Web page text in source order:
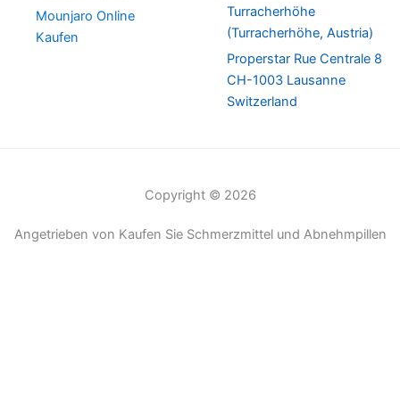
Mounjaro Online
Kaufen
Turracherhöhe
(Turracherhöhe, Austria)
Properstar Rue Centrale 8
CH-1003 Lausanne
Switzerland
Copyright © 2026
Angetrieben von Kaufen Sie Schmerzmittel und Abnehmpillen